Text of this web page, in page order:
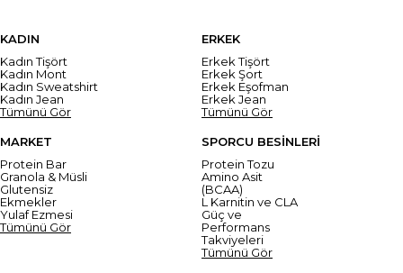
KADIN
Kadın Tişört
Kadın Mont
Kadın Sweatshirt
Kadın Jean
Tümünü Gör
ERKEK
Erkek Tişört
Erkek Şort
Erkek Eşofman
Erkek Jean
Tümünü Gör
MARKET
Protein Bar
Granola & Müsli
Glutensiz
Ekmekler
Yulaf Ezmesi
Tümünü Gör
SPORCU BESİNLERİ
Protein Tozu
Amino Asit
(BCAA)
L Karnitin ve CLA
Güç ve
Performans
Takviyeleri
Tümünü Gör